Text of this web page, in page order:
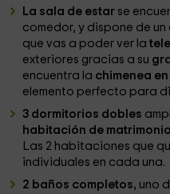
La sala de estar se
comedor, y dispone de
que vas a poder ver la
exteriores gracias a su
encuentra la chimenea
elemento perfecto para
3 dormitorios dobles
habitación de
Las 2 habitaciones que
individuales en cada una.
2 baños completos, uno